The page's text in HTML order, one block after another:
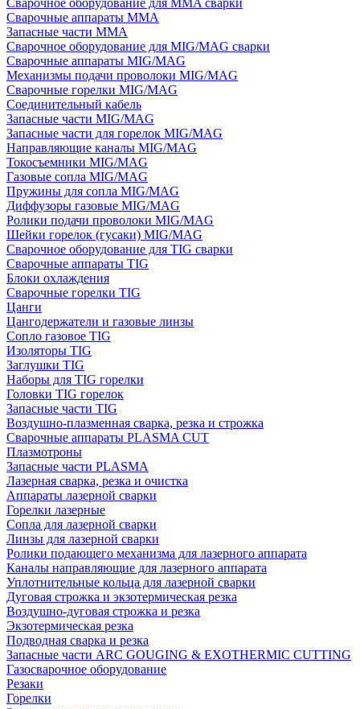
Сварочное оборудование для MMA сварки
Сварочные аппараты MMA
Запасные части MMA
Сварочное оборудование для MIG/MAG сварки
Сварочные аппараты MIG/MAG
Механизмы подачи проволоки MIG/MAG
Сварочные горелки MIG/MAG
Соединительный кабель
Запасные части MIG/MAG
Запасные части для горелок MIG/MAG
Направляющие каналы MIG/MAG
Токосъемники MIG/MAG
Газовые сопла MIG/MAG
Пружины для сопла MIG/MAG
Диффузоры газовые MIG/MAG
Ролики подачи проволоки MIG/MAG
Шейки горелок (гусаки) MIG/MAG
Сварочное оборудование для TIG сварки
Сварочные аппараты TIG
Блоки охлаждения
Сварочные горелки TIG
Цанги
Цангодержатели и газовые линзы
Сопло газовое TIG
Изоляторы TIG
Заглушки TIG
Наборы для TIG горелки
Головки TIG горелок
Запасные части TIG
Воздушно-плазменная сварка, резка и строжка
Сварочные аппараты PLASMA CUT
Плазмотроны
Запасные части PLASMA
Лазерная сварка, резка и очистка
Аппараты лазерной сварки
Горелки лазерные
Сопла для лазерной сварки
Линзы для лазерной сварки
Ролики подающего механизма для лазерного аппарата
Каналы направляющие для лазерного аппарата
Уплотнительные кольца для лазерной сварки
Дуговая строжка и экзотермическая резка
Воздушно-дуговая строжка и резка
Экзотермическая резка
Подводная сварка и резка
Запасные части ARC GOUGING & EXOTHERMIC CUTTING
Газосварочное оборудование
Резаки
Горелки